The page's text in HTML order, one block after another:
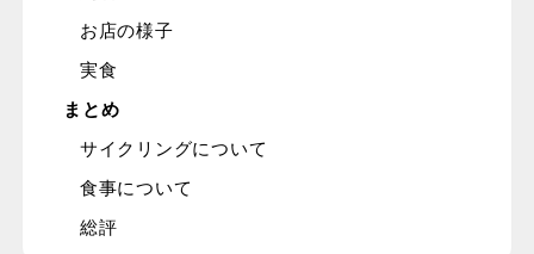
お店の様子
実食
まとめ
サイクリングについて
食事について
総評